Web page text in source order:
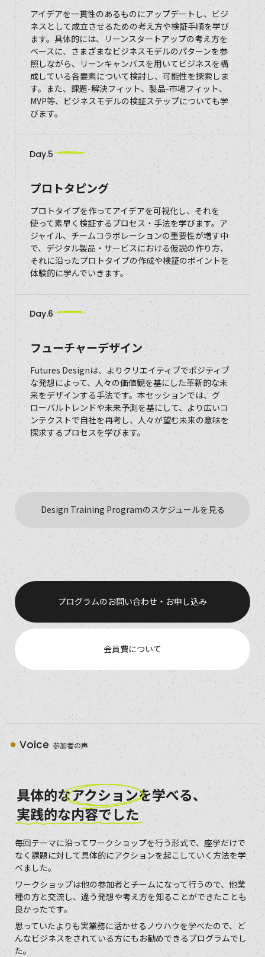
アイデアを一貫性のあるものにアップデートし、ビジ
ネスとして成立させるための考え方や検証手順を学び
ます。具体的には、リーンスタートアップの考え方を
ベースに、さまざまなビジネスモデルのパターンを参
照しながら、リーンキャンバスを用いてビジネスを構
成している各要素について検討し、可能性を探索しま
す。また、課題-解決フィット、製品-市場フィット、
MVP等、ビジネスモデルの検証ステップについても学
びます。
Day.5
プロトタピング
プロトタイプを作ってアイデアを可視化し、それを
使って素早く検証するプロセス・手法を学びます。ア
ジャイル、チームコラボレーションの重要性が増す中
で、デジタル製品・サービスにおける仮説の作り方、
それに沿ったプロトタイプの作成や検証のポイントを
体験的に学んでいきます。
Day.6
フューチャーデザイン
Futures Designは、よりクリエイティブでポジティブ
な発想によって、人々の価値観を基にした革新的な未
来をデザインする手法です。本セッションでは、グ
ローバルトレンドや未来予測を基にして、より広いコ
ンテクストで自社を再考し、人々が望む未来の意味を
探求するプロセスを学びます。
Design Training Programのスケジュールを見る
プログラムのお問い合わせ・お申し込み
会員費について
Voice 参加者の声
具体的なアクションを学べる、実践的な内容でした
毎回テーマに沿ってワークショップを行う形式で、座学だけで
なく課題に対して具体的にアクションを起こしていく方法を学
べました。
ワークショップは他の参加者とチームになって行うので、他業
種の方と交流し、違う発想や考え方を知ることができたことも
良かったです。
思っていたよりも実業務に活かせるノウハウを学べたので、ど
んなビジネスをされている方にもお勧めできるプログラムでし
た。